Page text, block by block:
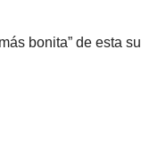
bonita” de esta